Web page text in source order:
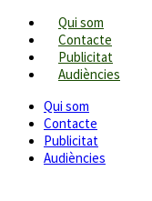
Qui som
Contacte
Publicitat
Audiències
Qui som
Contacte
Publicitat
Audiències